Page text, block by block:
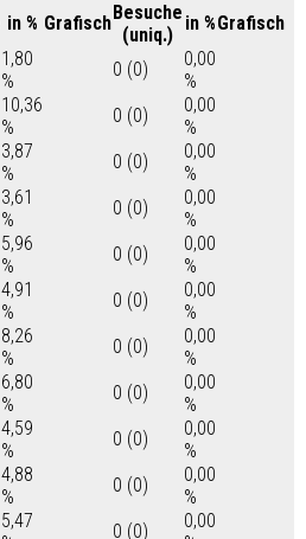
in % GrafischBesuche
(uniq.)
in %Grafisch
1,80
%
0 (0)
0,00
%
10,36
%
0 (0)
0,00
%
3,87
%
0 (0)
0,00
%
3,61
%
0 (0)
0,00
%
5,96
%
0 (0)
0,00
%
4,91
%
0 (0)
0,00
%
8,26
%
0 (0)
0,00
%
6,80
%
0 (0)
0,00
%
4,59
%
0 (0)
0,00
%
4,88
%
0 (0)
0,00
%
5,47
0 (0)
0,00